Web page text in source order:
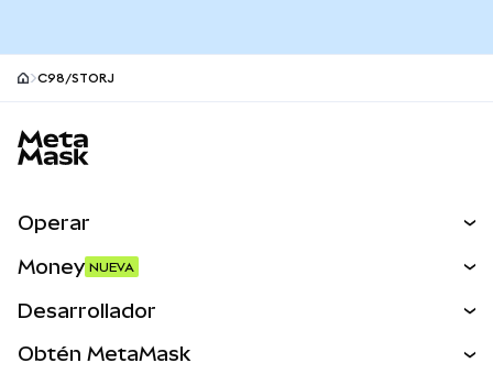
C98/STORJ
Operar
Activos del mundo real
Money NUEVA
Desarrollador
Obtén MetaMask